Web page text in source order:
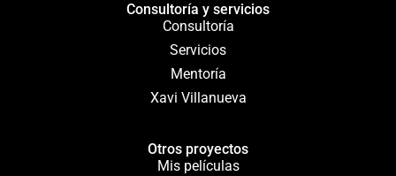
Consultoría y servicios
Consultoría
Servicios
Mentoría
Xavi Villanueva
Otros proyectos
Mis películas